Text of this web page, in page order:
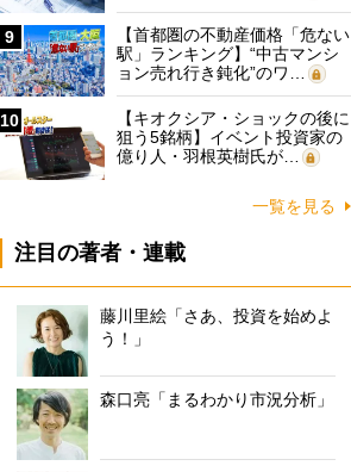
9
【首都圏の不動産価格「危ない
駅」ランキング】“中古マンシ
ョン売れ行き鈍化”のワ…
10
【キオクシア・ショックの後に
狙う5銘柄】イベント投資家の
億り人・羽根英樹氏が…
一覧を見る
注目の著者・連載
藤川里絵「さあ、投資を始めよ
う！」
森口亮「まるわかり市況分析」